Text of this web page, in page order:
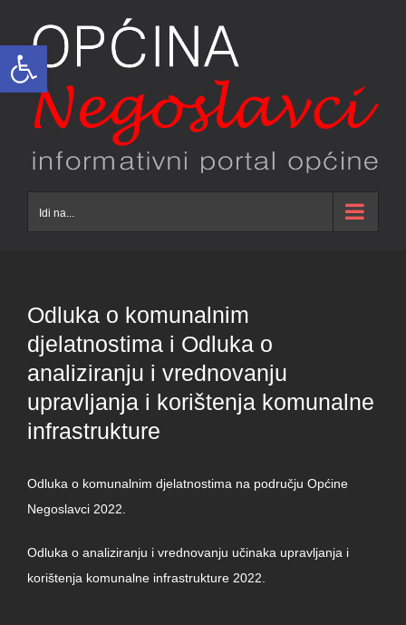
Open toolbar
content
Idi na...
Odluka o komunalnim
djelatnostima i Odluka o
analiziranju i vrednovanju
upravljanja i korištenja komunalne
infrastrukture
Odluka o komunalnim djelatnostima na području Općine
Negoslavci 2022.
Odluka o analiziranju i vrednovanju učinaka upravljanja i
korištenja komunalne infrastrukture 2022.